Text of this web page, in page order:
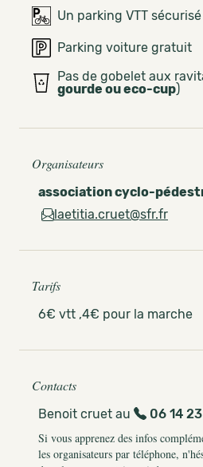
Un parking VTT
Parking voiture gratuit
Pas de gobelet aux
gourde ou eco-cup)
Organisateurs
association cyclo-
laetitia.cruet@sfr.fr
Tarifs
6€ vtt ,4€ pour la marche
Contacts
Benoit cruet au
06 14
Si vous apprenez des infos
les organisateurs par téléphone,